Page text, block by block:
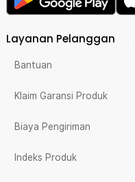
Layanan Pelanggan
Bantuan
Klaim Garansi Produk
Biaya Pengiriman
Indeks Produk